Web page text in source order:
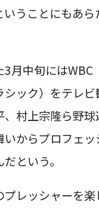
いうことにもあ
月中旬にはWBC
シック）をテレ
、村上宗隆ら野
いからプロフェ
という。
プレッシャーを